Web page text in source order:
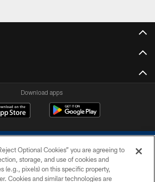
Download apps
Optional Cookies” you are agreeing to
storage, and use of cookies and
(e.g., pixels) on this specific property,
Cookies and similar technologies are